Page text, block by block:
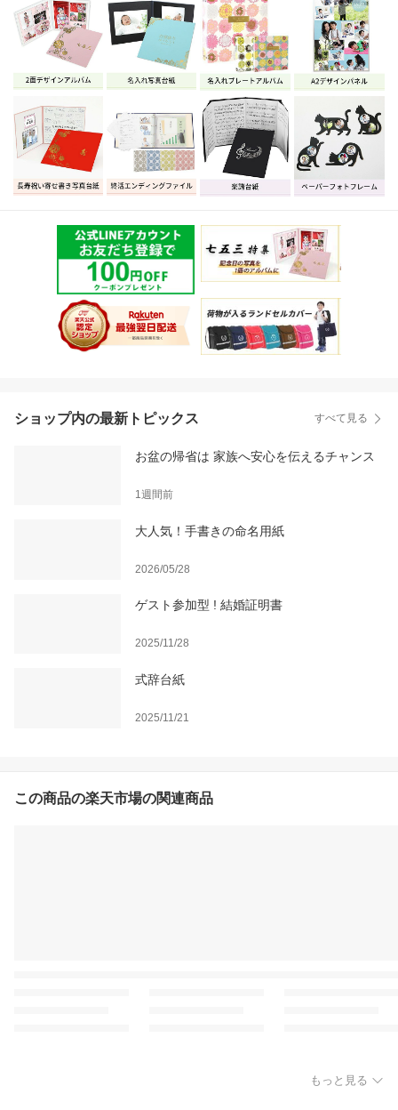
ショップ内の最新トピックス すべて見る
お盆の帰省は 家族へ安心を伝えるチャンス
1週間前
大人気！手書きの命名用紙
2026/05/28
ゲスト参加型 ! 結婚証明書
2025/11/28
式辞台紙
2025/11/21
この商品の楽天市場の関連商品
もっと見る